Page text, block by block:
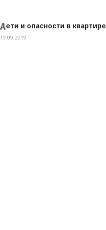
Дети и опасности в квартире
19.09.2019